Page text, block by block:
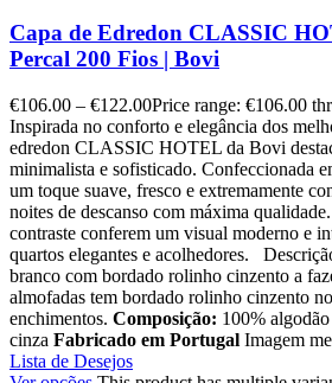
Capa de Edredon CLASSIC
Percal 200 Fios | Bovi
€106.00 – €122.00Price range: €106.00
Inspirada no conforto e elegância dos
edredon CLASSIC HOTEL da Bovi
minimalista e sofisticado. Confeccionada
um toque suave, fresco e extremamente
noites de descanso com máxima
contraste conferem um visual moderno e
quartos elegantes e acolhedores.
branco com bordado rolinho cinzento a
almofadas tem bordado rolinho cinzento
enchimentos. Composição: 100%
cinza Fabricado em Portugal Imagem
Lista de Desejos